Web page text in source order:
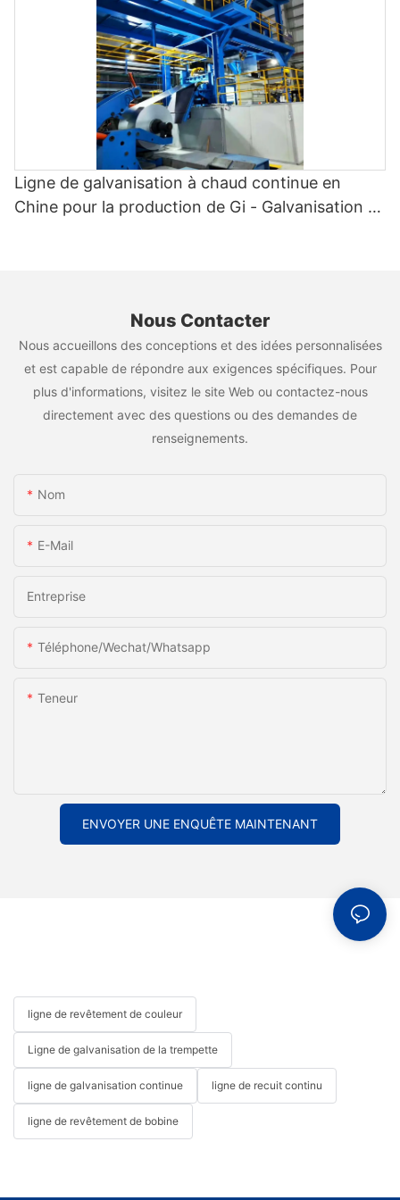
continu, les entreprises peuvent non seulement améliorer la
qualité globale de leurs produits, mais également réaliser des
économies substantielles à long terme. En fin de compte,
investir dans la qualité des couleurs est une décision judicieuse
qui peut apporter à la fois des avantages immédiats et un
succès à long terme aux entreprises du secteur manufacturier.
Ligne de galvanisation à chaud continue en
Chine pour la production de Gi - Galvanisation à
Nous Contacter
Nous accueillons des conceptions et des idées personnalisées
et est capable de répondre aux exigences spécifiques. Pour
plus d'informations, visitez le site Web ou contactez-nous
directement avec des questions ou des demandes de
renseignements.
Nom
E-Mail
Entreprise
Téléphone/Wechat/Whatsapp
Teneur
ENVOYER UNE ENQUÊTE MAINTENANT
ligne de revêtement de couleur
Ligne de galvanisation de la trempette
ligne de galvanisation continue ligne de recuit continu
ligne de revêtement de bobine